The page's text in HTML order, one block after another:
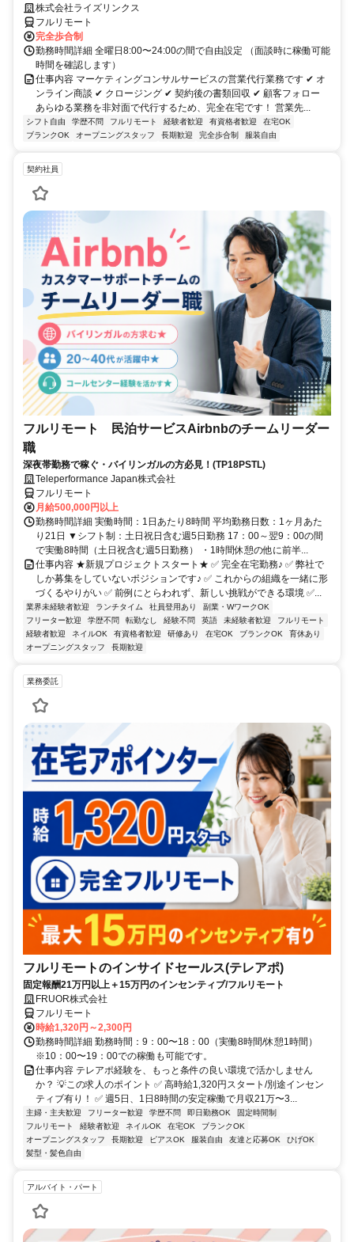
株式会社ライズリンクス
フルリモート
完全歩合制
勤務時間詳細 全曜日8:00〜24:00の間で自由設定 （面談時に稼働可能
時間を確認します）
仕事内容 マーケティングコンサルサービスの営業代行業務です ✔ オ
ンライン商談 ✔ クロージング ✔ 契約後の書類回収 ✔ 顧客フォロー
あらゆる業務を非対面で代行するため、完全在宅です！ 営業先...
シフト自由 学歴不問 フルリモート 経験者歓迎 有資格者歓迎
在宅OK
ブランクOK
オープニングスタッフ 長期歓迎 完全歩合制 服装自由
契約社員
フルリモート 民泊サービスAirbnbのチームリーダー
職
深夜帯勤務で稼ぐ・バイリンガルの方必見！(TP18PSTL)
Teleperformance Japan株式会社
フルリモート
月給500,000円以上
勤務時間詳細 実働時間：1日あたり8時間 平均勤務日数：1ヶ月あた
り21日 ▼シフト制：土日祝日含む週5日勤務 17：00～翌9：00の間
で実働8時間（土日祝含む週5日勤務） ・1時間休憩の他に前半...
仕事内容 ★新規プロジェクトスタート★ ✅ 完全在宅勤務♪ ✅ 弊社で
しか募集をしていないポジションです♪ ✅ これからの組織を一緒に形
づくるやりがい ✅ 前例にとらわれず、新しい挑戦ができる環境 ✅...
業界未経験者歓迎 ランチタイム 社員登用あり
副業・WワークOK
フリーター歓迎
学歴不問 転勤なし 経験不問 英語 未経験者歓迎
フルリモート
経験者歓迎
ネイルOK 有資格者歓迎 研修あり 在宅OK ブランクOK
育休あり
オープニングスタッフ
長期歓迎
業務委託
フルリモートのインサイドセールス(テレアポ)
固定報酬21万円以上＋15万円のインセンティブ/フルリモート
FRUOR株式会社
フルリモート
時給1,320円～2,300円
勤務時間詳細 勤務時間：9：00〜18：00（実働8時間/休憩1時間）
※10：00〜19：00での稼働も可能です。
仕事内容 テレアポ経験を、もっと条件の良い環境で活かしません
か？ 💡この求人のポイント ✅️ 高時給1,320円スタート/別途インセン
ティブ有り！ ✅️ 週5日、1日8時間の安定稼働で月収21万〜3...
主婦・主夫歓迎 フリーター歓迎 学歴不問 即日勤務OK
固定時間制
フルリモート
経験者歓迎 ネイルOK 在宅OK
ブランクOK
オープニングスタッフ
長期歓迎 ピアスOK 服装自由 友達と応募OK
ひげOK
髪型・髪色自由
アルバイト・パート